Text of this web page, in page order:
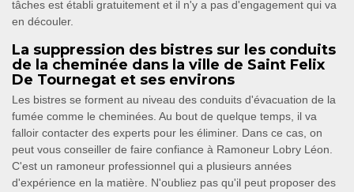
tâches est établi gratuitement et il n'y a pas d'engagement qui va
en découler.
La suppression des bistres sur les conduits
de la cheminée dans la ville de Saint Felix
De Tournegat et ses environs
Les bistres se forment au niveau des conduits d'évacuation de la
fumée comme le cheminées. Au bout de quelque temps, il va
falloir contacter des experts pour les éliminer. Dans ce cas, on
peut vous conseiller de faire confiance à Ramoneur Lobry Léon.
C'est un ramoneur professionnel qui a plusieurs années
d'expérience en la matière. N'oubliez pas qu'il peut proposer des